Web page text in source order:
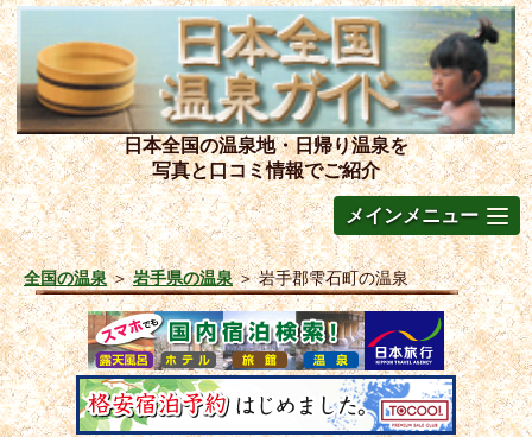
日本全国の温泉地・日帰り温泉を
写真と口コミ情報でご紹介
メインメニュー
全国の温泉＞岩手県の温泉＞岩手郡雫石町の温泉